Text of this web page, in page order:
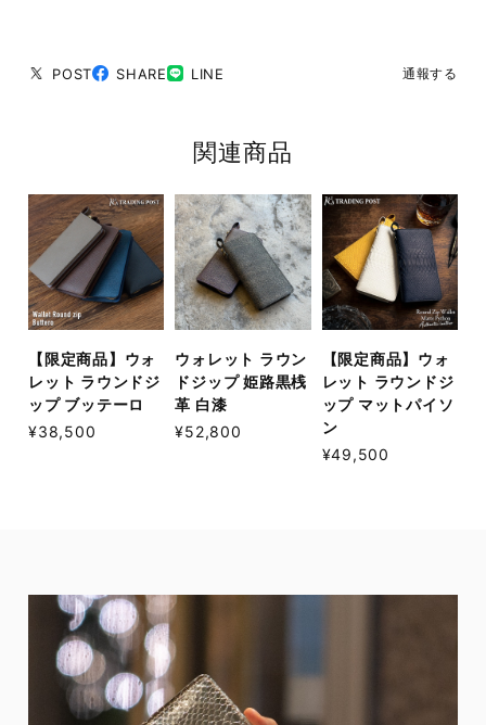
POST SHARE LINE 通報する
関連商品
【限定商品】ウォ
レット ラウンドジ
ップ ブッテーロ
¥38,500
ウォレット ラウン
ドジップ 姫路黒桟
革 白漆
¥52,800
【限定商品】ウォ
レット ラウンドジ
ップ マットパイソ
ン
¥49,500